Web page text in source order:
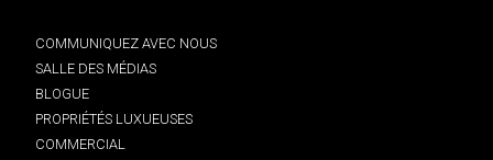
COMMUNIQUEZ AVEC NOUS
SALLE DES MÉDIAS
BLOGUE
PROPRIÉTÉS LUXUEUSES
COMMERCIAL